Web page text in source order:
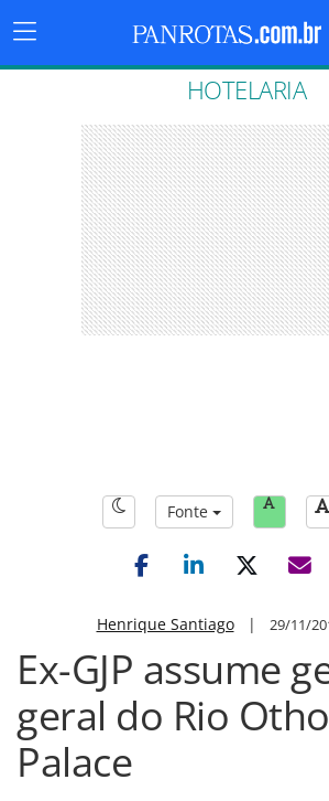
Menu
Principal
HOTELARIA
Fonte
Henrique Santiago| 29/11/
Ex-GJP assume
geral do Rio
Palace